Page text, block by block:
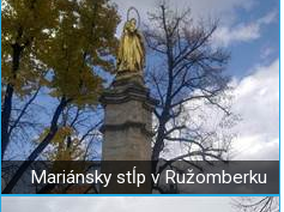
Mariánsky stĺp v Ružomberku